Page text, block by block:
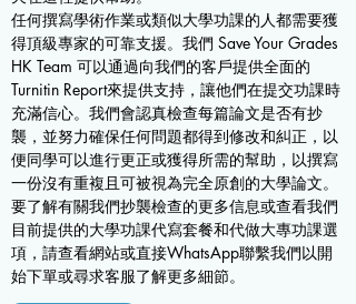
任何撰寫學術作業或類似大學功課的人都需要獲
得頂級專家的可靠支援。我們 Save Your Grades
HK Team 可以通過向我們的客戶提供全面的
Turnitin Report來提供支持，讓他們在提交功課時
充滿信心。我們會認真檢查每篇論文是否有抄
襲，並努力確保任何問題都得到修改和糾正，以
便同學可以進行更正或獲得所需的幫助，以撰寫
一份沒有重複且可被視為完全原創的大學論文。
要了解有關我們抄襲檢查的更多信息或查看我們
目前提供的大學功課代寫套餐和代做大專功課選
項，請查看網站或直接WhatsApp聯繫我們以開
始下單或尋求客服了解更多細節。